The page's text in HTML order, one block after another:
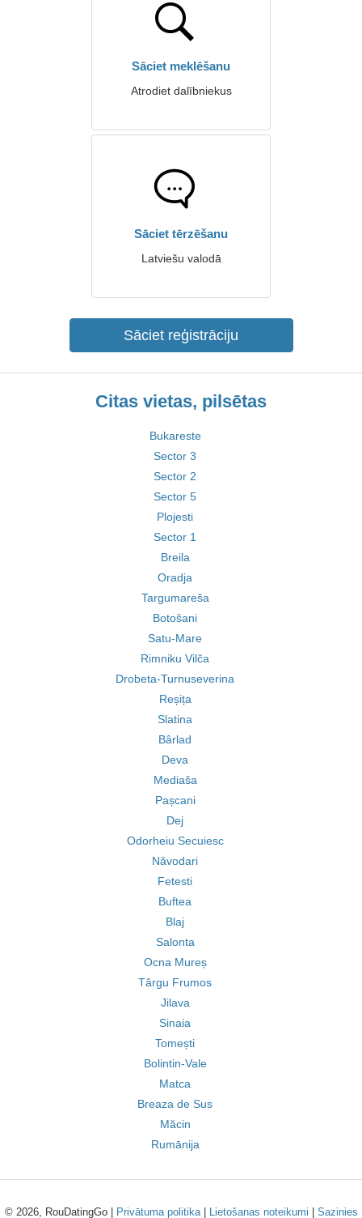
Sāciet meklēšanu
Atrodiet dalībniekus
Sāciet tērzēšanu
Latviešu valodā
Sāciet reģistrāciju
Citas vietas, pilsētas
Bukareste
Sector 3
Sector 2
Sector 5
Plojesti
Sector 1
Breila
Oradja
Targumareša
Botošani
Satu-Mare
Rimniku Vilča
Drobeta-Turnuseverina
Reșița
Slatina
Bârlad
Deva
Mediaša
Pașcani
Dej
Odorheiu Secuiesc
Năvodari
Fetesti
Buftea
Blaj
Salonta
Ocna Mureș
Târgu Frumos
Jilava
Sinaia
Tomești
Bolintin-Vale
Matca
Breaza de Sus
Măcin
Rumānija
© 2026, RouDatingGo | Privātuma politika| Lietošanas noteikumi Sazinies